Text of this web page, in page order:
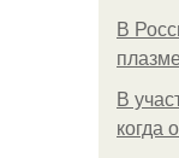
В
В
когда